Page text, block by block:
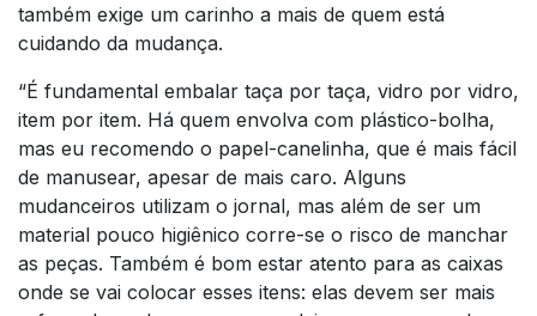
também exige um carinho a mais de quem está
cuidando da mudança.
“É fundamental embalar taça por taça, vidro por vidro,
item por item. Há quem envolva com plástico-bolha,
mas eu recomendo o papel-canelinha, que é mais fácil
de manusear, apesar de mais caro. Alguns
mudanceiros utilizam o jornal, mas além de ser um
material pouco higiênico corre-se o risco de manchar
as peças. Também é bom estar atento para as caixas
onde se vai colocar esses itens: elas devem ser mais